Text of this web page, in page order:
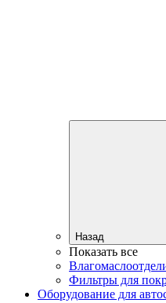
Назад
Показать все
Фильтры для
Оборудование для